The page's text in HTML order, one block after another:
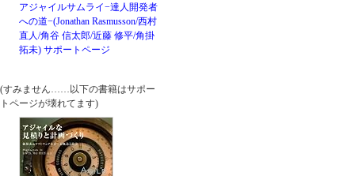
アジャイルサムライ−達人開発者
への道−(Jonathan Rasmusson/西村
直人/角谷 信太郎/近藤 修平/角掛
拓未) サポートページ
(すみません……以下の書籍はサポー
トページが壊れてます)